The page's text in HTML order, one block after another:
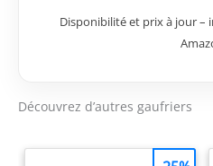
la
Disponibilité et prix à jour
Découvrez d’autres gaufriers